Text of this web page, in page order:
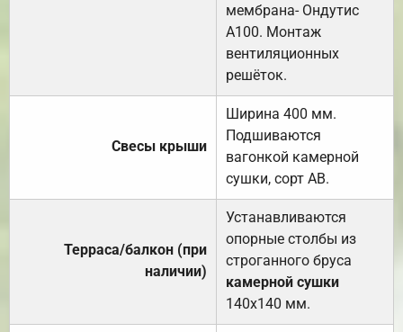
мембрана- Ондутис
А100. Монтаж
вентиляционных
решёток.
Свесы крыши
Ширина 400 мм.
Подшиваются
вагонкой камерной
сушки, сорт АВ.
Терраса/балкон (при
наличии)
Устанавливаются
опорные столбы из
строганного бруса
камерной сушки
140х140 мм.